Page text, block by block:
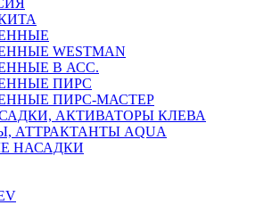
WESTMAN
В АСС.
ПИРС
ПИРС-МАСТЕР
АКТИВАТОРЫ КЛЕВА
АТТРАКТАНТЫ AQUA
НАСАДКИ